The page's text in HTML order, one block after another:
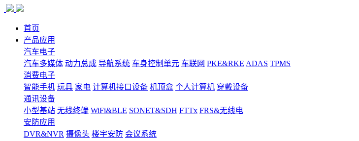
首页
产品应用
汽车电子
汽车多媒体 动力总成 导航系统 车身控制单元 车联网 PKE&RKE ADAS TPMS
消费电子
智能手机 玩具 家电 计算机接口设备 机顶盒 个人计算机 穿戴设备
通讯设备
小型基站 无线终端 WiFi&BLE SONET&SDH FTTx FRS&无线电
安防应用
DVR&NVR 摄像头 楼宇安防 会议系统